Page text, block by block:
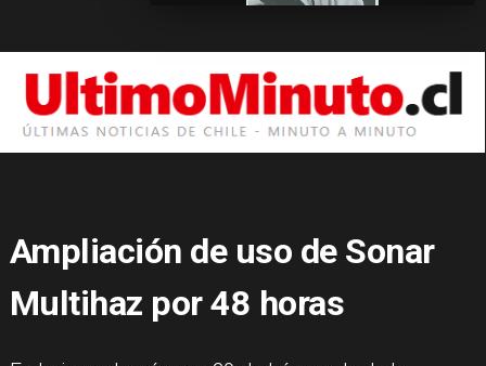
Ampliación de uso de Sonar
Multihaz por 48 horas